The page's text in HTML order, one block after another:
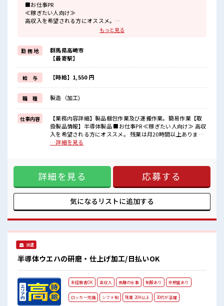
■お仕事PR
≪稼ぎたい人向け≫
高収入を希望される方にオススメ。
残業は月20時間以上あります♪
制服があるので、
毎日の服装の悩み解消♪
≪未経験OKの仕事≫
新しいことにチャレンジするのは不安だけど、
しっかり働く環境が整っています！
イチからスキルUP・ステップUP目指していきましょう！
≪収入アップを目指せる≫
高時給だらけの派遣のお仕事です！
■職場の雰囲気
一息つける休憩スペースもあります！
職場にはロッカー完備！
私物の置きすぎには注意が必要ですね★
もっと見る
勤 務 地
群馬県高崎市
【最寄駅】
給 与 【時給】1,550 円
職 種 製造（加工)
仕事内容
【業務内容詳細】製品梱包作業及び運搬作業。簡易作業【取
扱製品情報】半導体製品 ■お仕事PR ≪稼ぎたい人向け≫ 高収
入を希望される方にオススメ。 残業は月20時間以上あります
♪ ≪ラクラク制服アリ≫ 制服があるので、 毎日の服装の悩み
スキルUP・ステップUP目指していきましょう！ ≪収入アッ
プを目指せる≫ 高時給だらけの派遣のお仕事です！ ■職場の
雰囲気 一息つける休憩スペースもあります！ 職場にはロッカ
ー完備！ 私物の置きすぎには注意が必要ですね★ 残業が多め
だからしっかり稼ぎたい方にもオススメ！
…詳細を見る
詳細を見る 応募する
気になるリストに追加する
派遣
半導体ウエハの研磨・仕上げ加工/日払いOK
未経験者OK 高収入 長期の仕事 制服あり 休憩室あり
ロッカー完備 シフト制 残業 20H以上 30代が活躍